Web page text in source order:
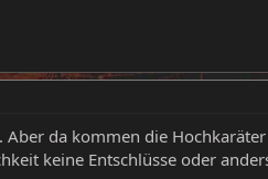
da kommen die
keine Entschlüsse oder